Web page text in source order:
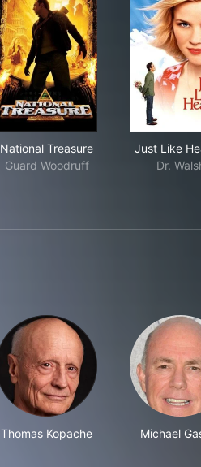
National Treasure
Guard Woodruff
Just Like
Dr.
Thomas Kopache Michael